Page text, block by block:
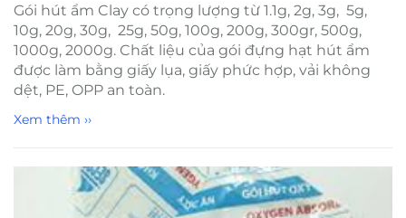
Gói hút ẩm Clay có trọng lượng từ 1.1g, 2g, 3g, 5g,
10g, 20g, 30g, 25g, 50g, 100g, 200g, 300gr, 500g,
1000g, 2000g. Chất liệu của gói đựng hạt hút ẩm
được làm bằng giấy lụa, giấy phức hợp, vải không
dệt, PE, OPP an toàn.
Xem thêm ››